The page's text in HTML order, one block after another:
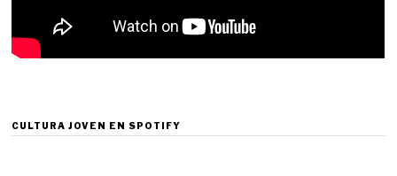
CULTURA JOVEN EN SPOTIFY